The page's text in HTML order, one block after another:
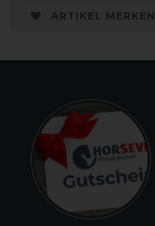
ARTIKEL MERKEN